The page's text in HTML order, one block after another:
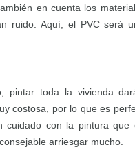
en cuenta los
ruido. Aquí, el PVC será
pintar toda la vivienda
costosa, por lo que es
cuidado con la pintura que
arriesgar mucho.